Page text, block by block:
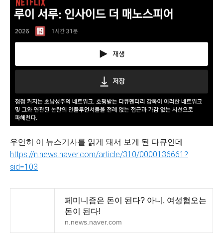
우연히 이 뉴스기사를 읽게 돼서 보게 된 다큐인데
https://n.news.naver.com/article/310/0000136661?
sid=103
페미니즘은 돈이 된다? 아니, 여성혐오는
돈이 된다!
n.news.naver.com